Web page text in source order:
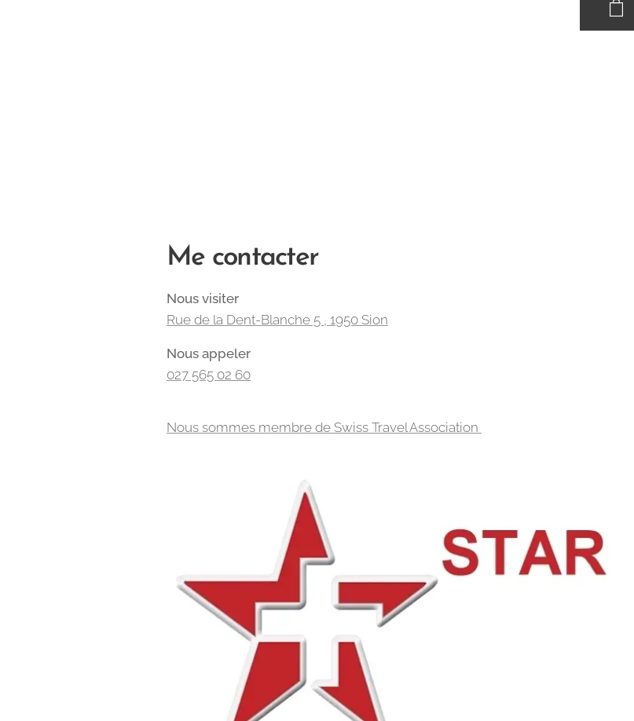
Me contacter
Nous visiter
Rue de la Dent-Blanche 5 , 1950 Sion
Nous appeler
027 565 02 60
Nous sommes membre de Swiss Travel Association